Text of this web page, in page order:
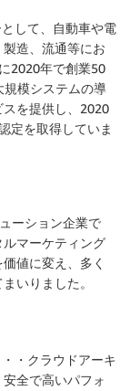
して、自動車や電
造、流通等にお
2020年で創業50
規模システムの導
スを提供し、2020
定を取得していま
ーション企業で
マーケティング
値に変え、多く
いりました。
・クラウドアーキ
全で高いパフォ